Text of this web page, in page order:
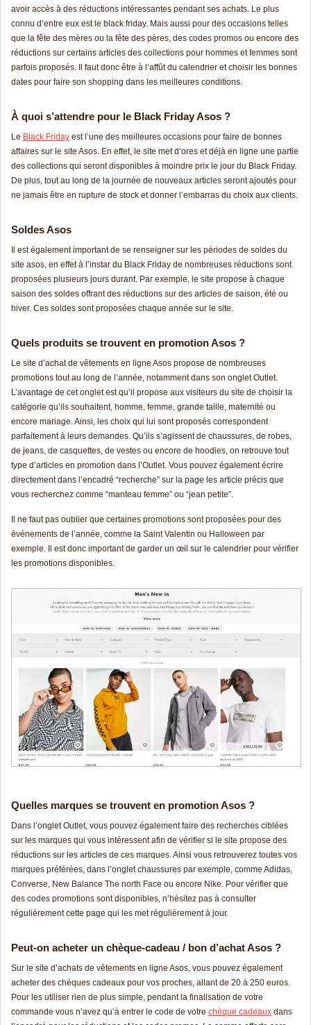
avoir accès à des réductions intéressantes pendant ses achats. Le plus
connu d’entre eux est le black friday. Mais aussi pour des occasions telles
que la fête des mères ou la fête des pères, des codes promos ou encore des
réductions sur certains articles des collections pour hommes et femmes sont
parfois proposés. Il faut donc être à l’affût du calendrier et choisir les bonnes
dates pour faire son shopping dans les meilleures conditions.
À quoi s’attendre pour le Black Friday Asos ?
Le Black Friday est l’une des meilleures occasions pour faire de bonnes
affaires sur le site Asos. En effet, le site met d’ores et déjà en ligne une partie
des collections qui seront disponibles à moindre prix le jour du Black Friday.
De plus, tout au long de la journée de nouveaux articles seront ajoutés pour
ne jamais être en rupture de stock et donner l’embarras du choix aux clients.
Soldes Asos
Il est également important de se renseigner sur les périodes de soldes du
site asos, en effet à l’instar du Black Friday de nombreuses réductions sont
proposées plusieurs jours durant. Par exemple, le site propose à chaque
saison des soldes offrant des réductions sur des articles de saison, été ou
hiver. Ces soldes sont proposées chaque année sur le site.
Quels produits se trouvent en promotion Asos ?
Le site d’achat de vêtements en ligne Asos propose de nombreuses
promotions tout au long de l’année, notamment dans son onglet Outlet.
L’avantage de cet onglet est qu’il propose aux visiteurs du site de choisir la
catégorie qu’ils souhaitent, homme, femme, grande taille, maternité ou
encore mariage. Ainsi, les choix qui lui sont proposés correspondent
parfaitement à leurs demandes. Qu’ils s’agissent de chaussures, de robes,
de jeans, de casquettes, de vestes ou encore de hoodies, on retrouve tout
type d’articles en promotion dans l’Outlet. Vous pouvez également écrire
directement dans l’encadré “recherche” sur la page les article précis que
vous recherchez comme “manteau femme” ou “jean petite”.
Il ne faut pas oublier que certaines promotions sont proposées pour des
événements de l’année, comme la Saint Valentin ou Halloween par
exemple. Il est donc important de garder un œil sur le calendrier pour vérifier
les promotions disponibles.
Quelles marques se trouvent en promotion Asos ?
Dans l’onglet Outlet, vous pouvez également faire des recherches ciblées
sur les marques qui vous intéressent afin de vérifier si le site propose des
réductions sur les articles de ces marques. Ainsi vous retrouverez toutes vos
marques préférées, dans l’onglet chaussures par exemple, comme Adidas,
Converse, New Balance The north Face ou encore Nike. Pour vérifier que
des codes promotions sont disponibles, n’hésitez pas à consulter
régulièrement cette page qui les met régulièrement à jour.
Peut-on acheter un chèque-cadeau / bon d’achat Asos ?
Sur le site d’achats de vêtements en ligne Asos, vous pouvez également
acheter des chèques cadeaux pour vos proches, allant de 20 à 250 euros.
Pour les utiliser rien de plus simple, pendant la finalisation de votre
commande vous n’avez qu’à entrer le code de votre chèque cadeaux dans